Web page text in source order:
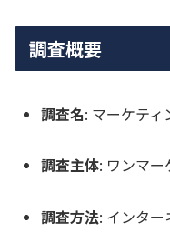
調査概要
調査名: マーケテ
調査主体: ワンマ
調査方法: インタ